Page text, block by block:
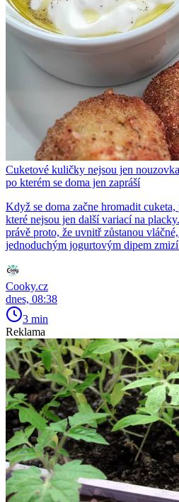
Cuketové kuličky nejsou jen
po kterém se doma jen zapráší
Když se doma začne hromadit
které nejsou jen další variací na
právě proto, že uvnitř zůstanou
jednoduchým jogurtovým dipem
Cooky.cz
dnes, 08:38
3 min
Reklama